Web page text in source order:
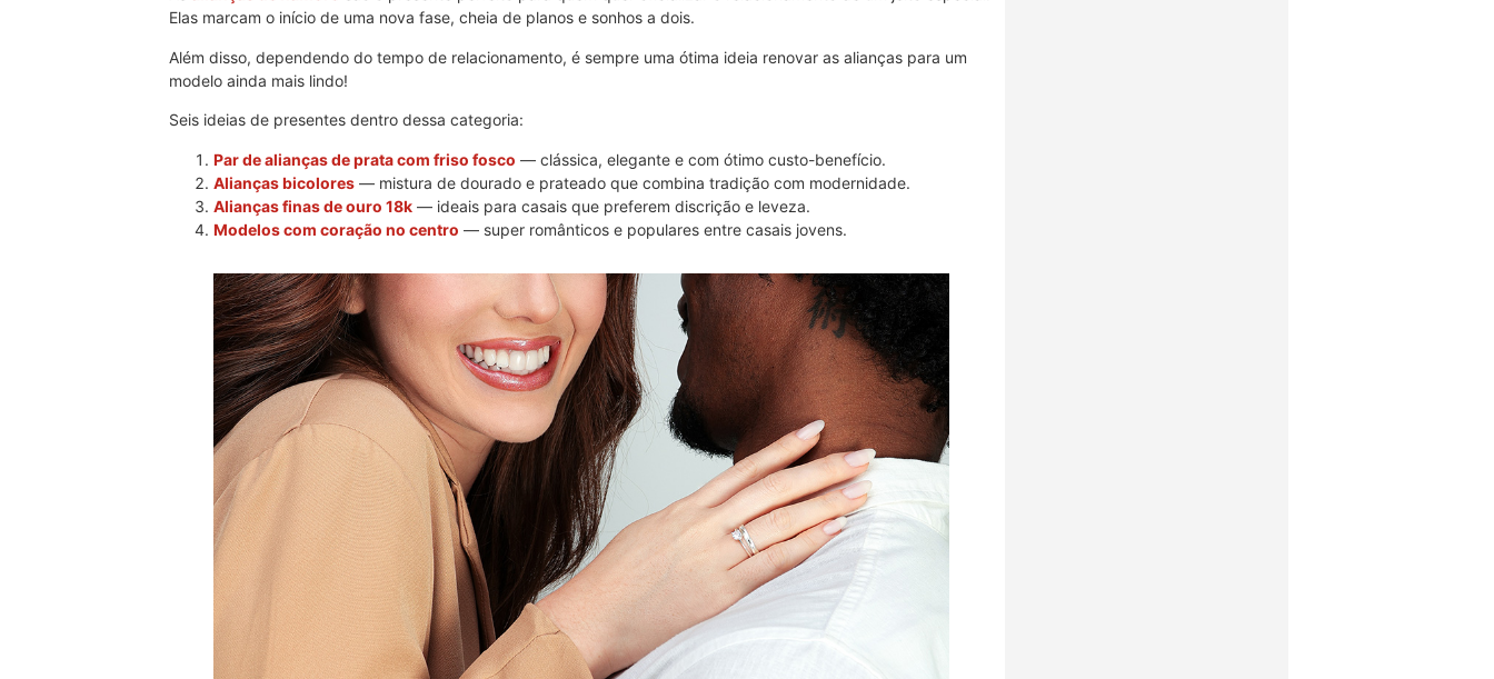
Elas marcam o início de uma nova fase, cheia de planos e sonhos a dois.
Além disso, dependendo do tempo de relacionamento, é sempre uma ótima ideia renovar as alianças para um
modelo ainda mais lindo!
Seis ideias de presentes dentro dessa categoria:
Par de alianças de prata com friso fosco — clássica, elegante e com ótimo custo-benefício.
Alianças bicolores — mistura de dourado e prateado que combina tradição com modernidade.
Alianças finas de ouro 18k — ideais para casais que preferem discrição e leveza.
Modelos com coração no centro — super românticos e populares entre casais jovens.